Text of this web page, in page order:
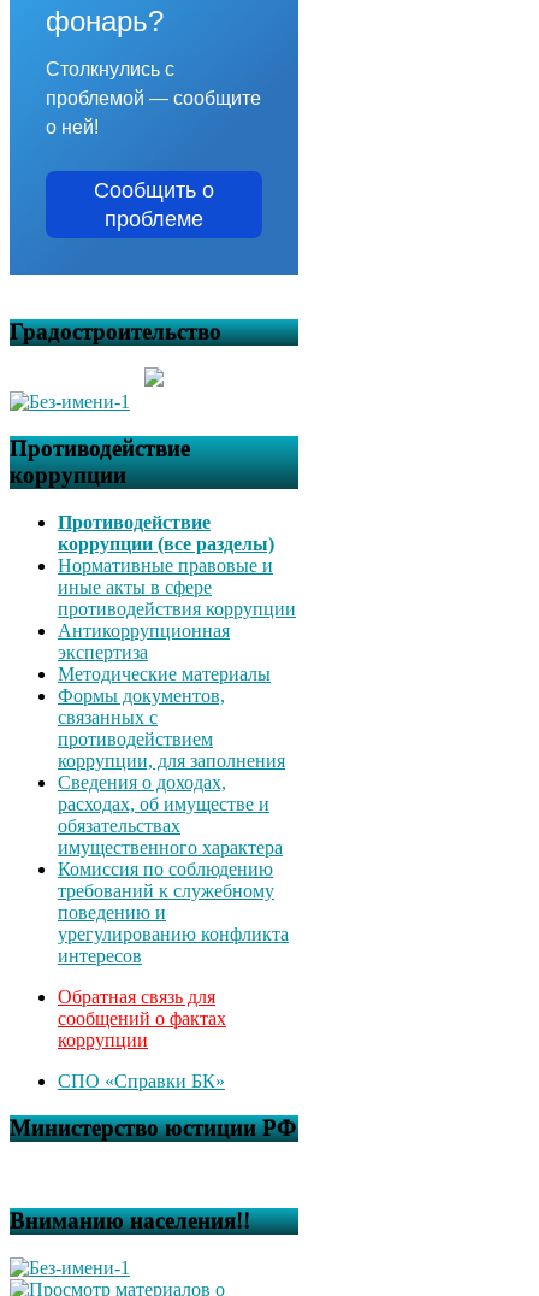
фонарь?
Столкнулись с
проблемой — сообщите
о ней!
Сообщить о
проблеме
Градостроительство
Противодействие
коррупции
Противодействие
коррупции (все разделы)
Нормативные правовые и
иные акты в сфере
противодействия коррупции
Антикоррупционная
экспертиза
Методические материалы
Формы документов,
связанных с
противодействием
коррупции, для заполнения
Сведения о доходах,
расходах, об имуществе и
обязательствах
имущественного характера
Комиссия по соблюдению
требований к служебному
поведению и
урегулированию конфликта
интересов
Обратная связь для
сообщений о фактах
коррупции
СПО «Справки БК»
Министерство юстиции РФ
Вниманию населения!!